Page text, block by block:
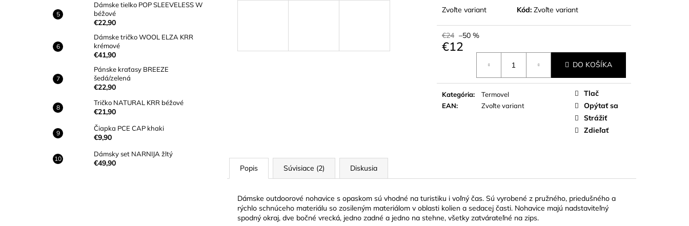
Dámske tielko POP SLEEVELESS W
béžové
€22,90
Dámske tričko WOOL ELZA KRR
krémové
€41,90
Pánske kraťasy BREEZE
šedá/zelená
€22,90
Tričko NATURAL KRR béžové
€21,90
Čiapka PCE CAP khaki
€9,90
Dámsky set NARNIJA žltý
€49,90
Zvoľte variant Kód: Zvoľte variant
€24 –50 %
€12
DO KOŠÍKA
Kategória:
Termovel
EAN: Zvoľte variant
Tlač
Opýtať sa
Strážiť
Zdieľať
Popis Súvisiace (2) Diskusia
Dámske outdoorové nohavice s opaskom sú vhodné na turistiku i voľný čas. Sú vyrobené z pružného, priedušného a
rýchlo schnúceho materiálu so zosileným materiálom v oblasti kolien a sedacej časti. Nohavice majú nadstaviteľný
spodný okraj, dve bočné vrecká, jedno zadné a jedno na stehne, všetky zatvárateľné na zips.